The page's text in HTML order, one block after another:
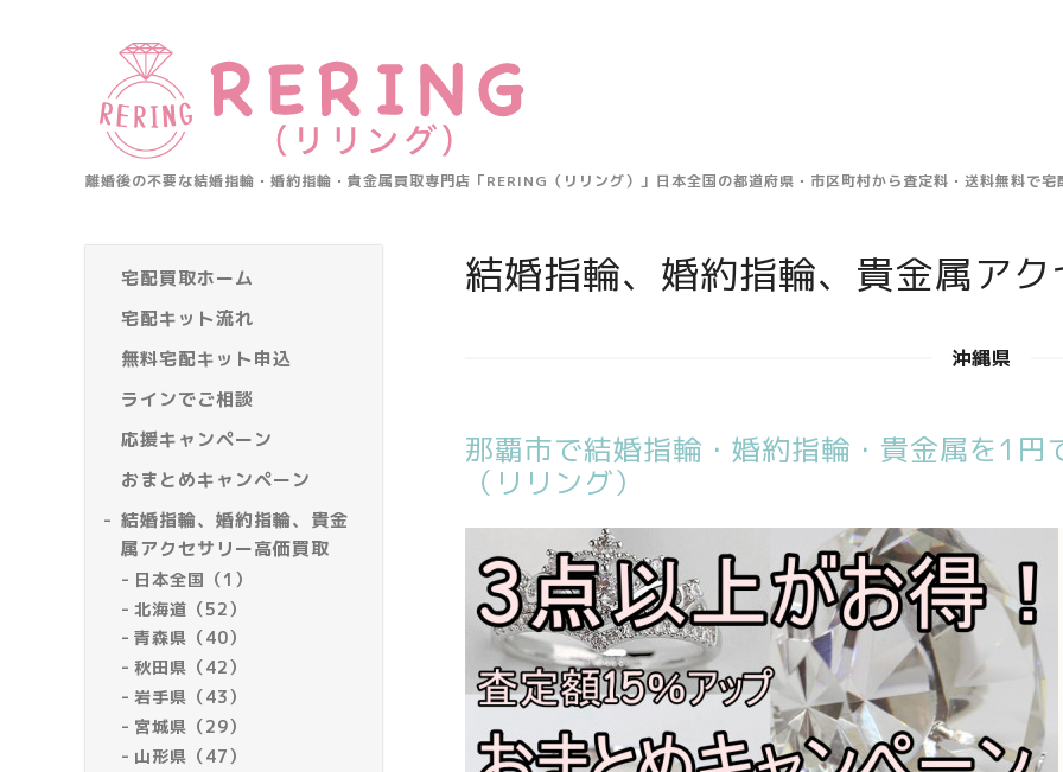
離婚後の不要な結婚指輪・婚約指輪・貴金属買取専門店「RERING（リリング）」日本全国の都道府県・市区町村から査定料・送料無料で
宅配買取ホーム
宅配キット流れ
無料宅配キット申込
ラインでご相談
応援キャンペーン
おまとめキャンペーン
結婚指輪、婚約指輪、貴金
属アクセサリー高価買取
日本全国（1）
北海道（52）
青森県（40）
秋田県（42）
岩手県（43）
宮城県（29）
山形県（47）
結婚指輪、婚約指輪、貴金属ア
沖縄県
那覇市で結婚指輪・婚約指輪・貴金属を1円
（リリング）